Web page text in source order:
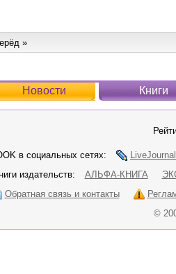
»
Новости Книги
в социальных сетях:
LiveJournal
издательств:
АЛЬФА-КНИГА
Обратная связь и контакты
©